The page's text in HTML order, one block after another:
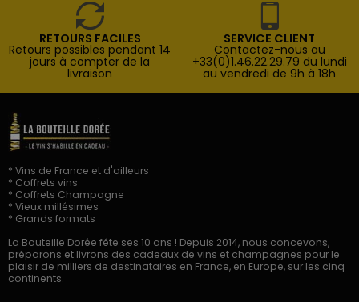
RETOURS FACILES
Retours possibles pendant 14
jours à compter de la
livraison
SERVICE CLIENT
Contactez-nous au
+33(0)1.46.22.29.79 du lundi
au vendredi de 9h à 18h
* Vins de France et d'ailleurs
* Coffrets vins
* Coffrets Champagne
* Vieux millésimes
* Grands formats
La Bouteille Dorée fête ses 10 ans ! Depuis 2014, nous concevons,
préparons et livrons des cadeaux de vins et champagnes pour le
plaisir de milliers de destinataires en France, en Europe, sur les cinq
continents.